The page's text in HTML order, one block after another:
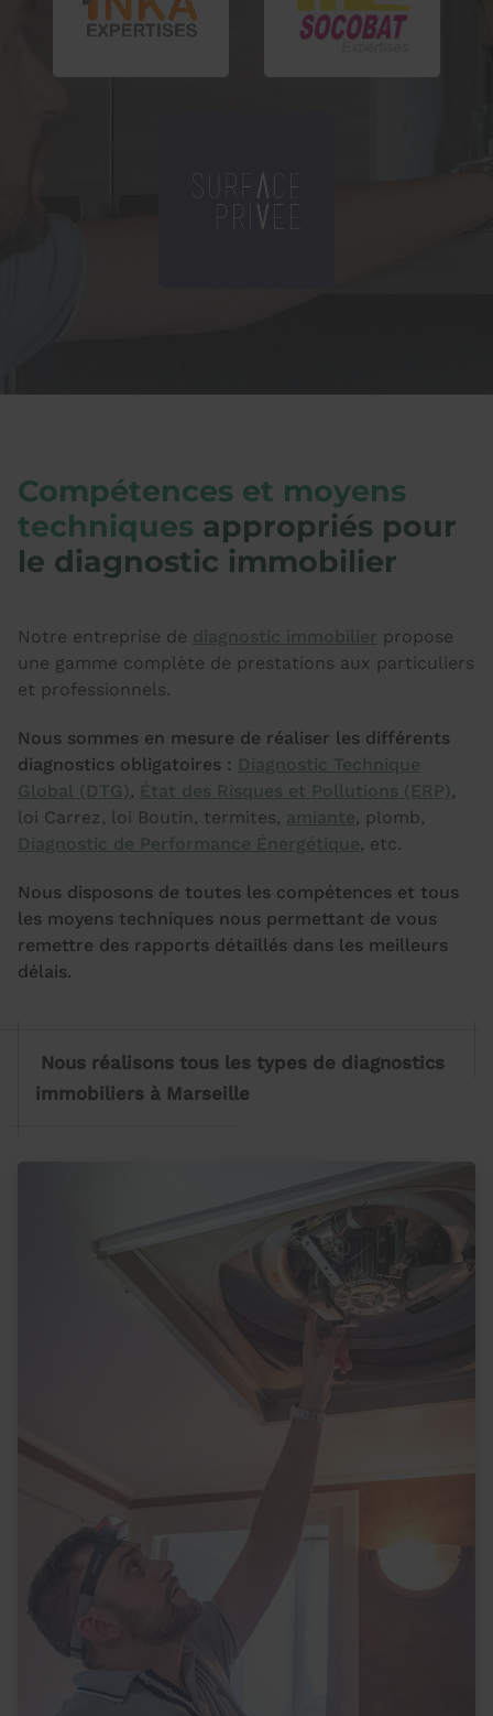
Compétences et moyens
techniques appropriés pour
le diagnostic immobilier
Notre entreprise de diagnostic immobilier propose
une gamme complète de prestations aux particuliers
et professionnels.
Nous sommes en mesure de réaliser les différents
diagnostics obligatoires : Diagnostic Technique
Global (DTG), État des Risques et Pollutions (ERP),
loi Carrez, loi Boutin, termites, amiante, plomb,
Diagnostic de Performance Énergétique, etc.
Nous disposons de toutes les compétences et tous
les moyens techniques nous permettant de vous
remettre des rapports détaillés dans les meilleurs
délais.
Nous réalisons tous les types de diagnostics
immobiliers à Marseille